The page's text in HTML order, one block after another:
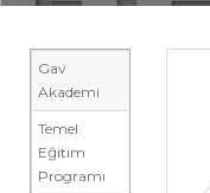
Gav
Akademi
Temel
Eğitim
Programı